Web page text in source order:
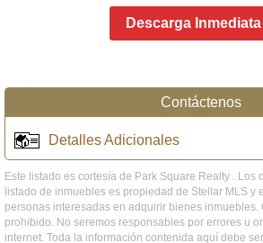
Descarga Inmediata
Contáctenos
Detalles Adicionales
Este listado es cortesía de Park Square Realty . Los
listado de inmuebles es propiedad de Stellar MLS y
personas interesadas en adquirir bienes inmuebles.
prohibido. No seremos responsables por errores u
internet. Toda la información contenida aquí debe